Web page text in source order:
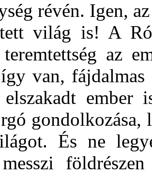
révén. Igen,
világ is! A
az
van, fájdalmas
ember
gondolkozása,
És ne